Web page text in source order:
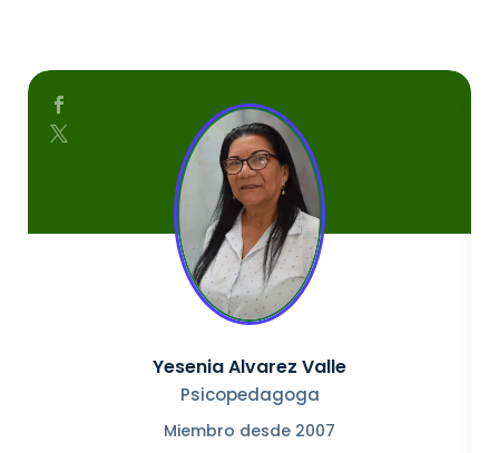
Yesenia Alvarez Valle
Psicopedagoga
Miembro desde 2007